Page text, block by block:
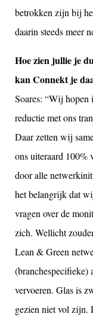
betrokken zijn bij
daarin steeds meer
Hoe zien jullie je
kan Connekt je
Soares: “Wij hopen
reductie met ons
Daar zetten wij
ons uiteraard 100%
door alle
het belangrijk dat
vragen over de
zich. Wellicht
Lean & Green
(branchespecifieke)
vervoeren. Glas is
gezien niet vol zijn.